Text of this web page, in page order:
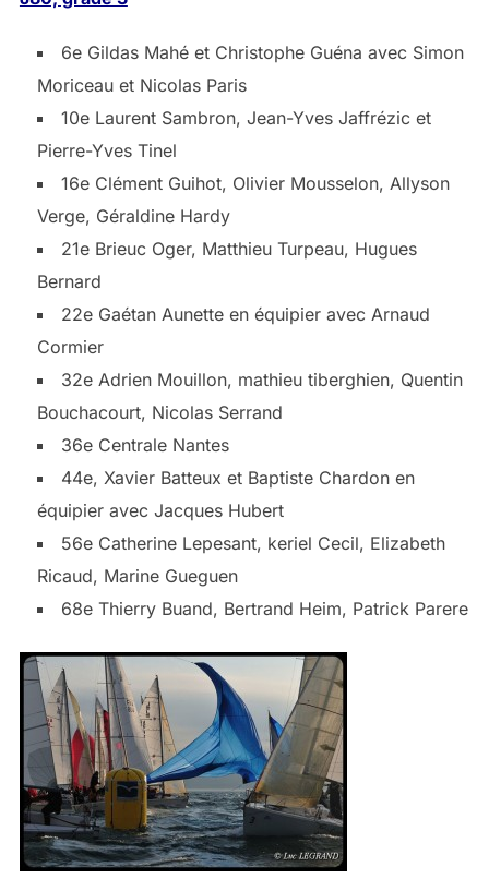
6e Gildas Mahé et Christophe Guéna avec Simon
Moriceau et Nicolas Paris
10e Laurent Sambron, Jean-Yves Jaffrézic et
Pierre-Yves Tinel
16e Clément Guihot, Olivier Mousselon, Allyson
Verge, Géraldine Hardy
21e Brieuc Oger, Matthieu Turpeau, Hugues
Bernard
22e Gaétan Aunette en équipier avec Arnaud
Cormier
32e Adrien Mouillon, mathieu tiberghien, Quentin
Bouchacourt, Nicolas Serrand
36e Centrale Nantes
44e, Xavier Batteux et Baptiste Chardon en
équipier avec Jacques Hubert
56e Catherine Lepesant, keriel Cecil, Elizabeth
Ricaud, Marine Gueguen
68e Thierry Buand, Bertrand Heim, Patrick Parere